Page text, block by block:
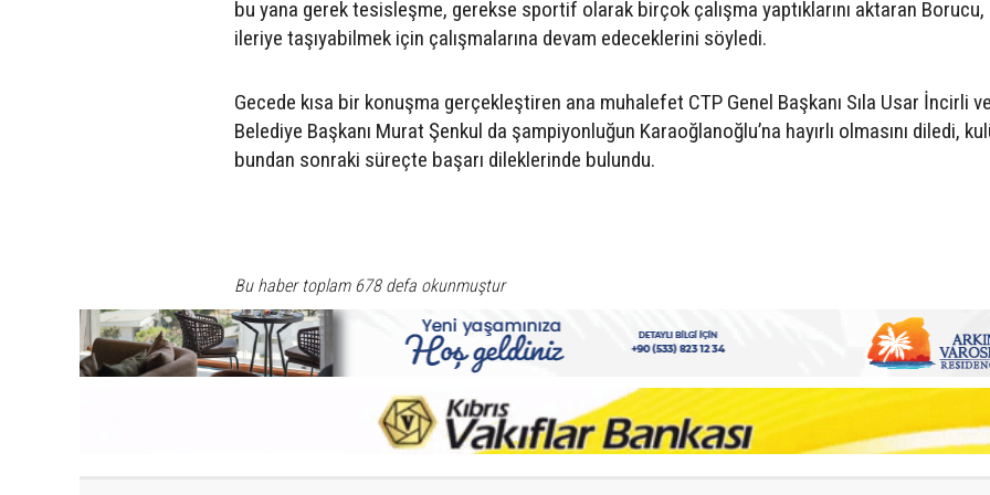
bu yana gerek tesisleşme, gerekse sportif olarak birçok çalışma yaptıklarını aktaran Borucu,
ileriye taşıyabilmek için çalışmalarına devam edeceklerini söyledi.
Gecede kısa bir konuşma gerçekleştiren ana muhalefet CTP Genel Başkanı Sıla Usar İncirli
Belediye Başkanı Murat Şenkul da şampiyonluğun Karaoğlanoğlu’na hayırlı olmasını diledi,
bundan sonraki süreçte başarı dileklerinde bulundu.
Bu haber toplam 678 defa okunmuştur